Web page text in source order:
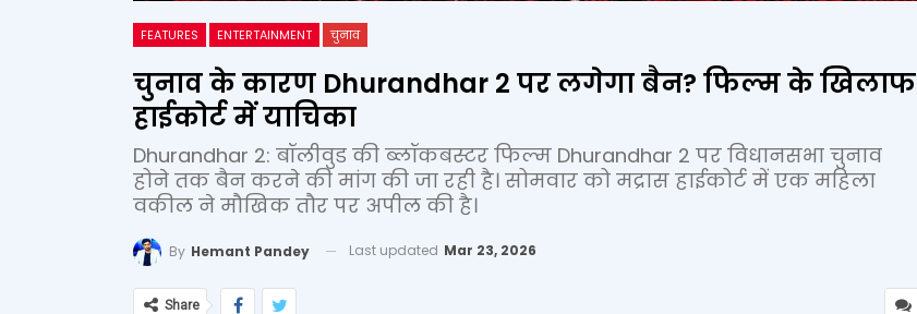
FEATURES ENTERTAINMENT चुनाव
चुनाव के कारण Dhurandhar 2 पर लगेगा बैन? फिल्म के खिलाफ
हाईकोर्ट में याचिका
Dhurandhar 2: बॉलीवुड की ब्लॉकबस्टर फिल्म Dhurandhar 2 पर विधानसभा चुनाव
होने तक बैन करने की मांग की जा रही है। सोमवार को मद्रास हाईकोर्ट में एक महिला
वकील ने मौखिक तौर पर अपील की है।
By Hemant Pandey Last updated Mar 23, 2026
Share